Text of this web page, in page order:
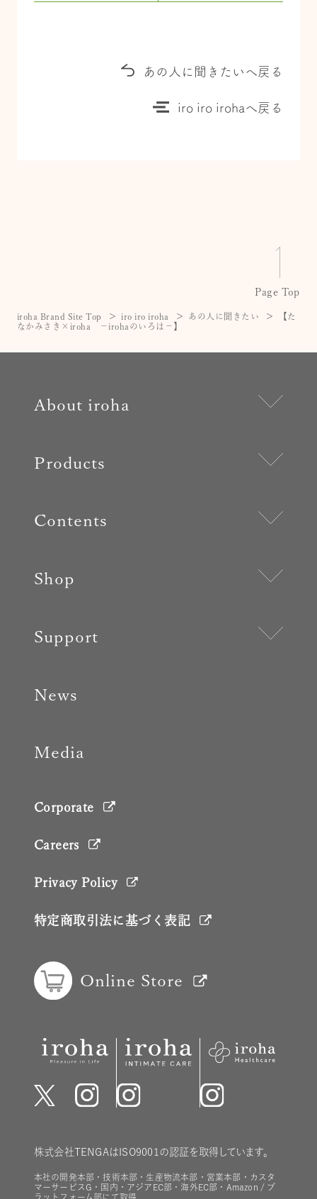
あの人に聞きたいへ戻る
iro iro irohaへ戻る
Page Top
iroha Brand Site Top iro iro iroha あの人に聞きたい
【た
なかみさき×iroha －irohaのいろは－】
About iroha
Products
Contents
Shop
Support
News
Media
Online Store
株式会社TENGAはISO9001の認証を取得しています。
本社の開発本部・技術本部・生産物流本部・営業本部・カスタ
マーサービスG・国内・アジアEC部・海外EC部・Amazon / プ
ラットフォーム部にて取得
Corporate
Careers
Privacy Policy
特定商取引法に基づく表記